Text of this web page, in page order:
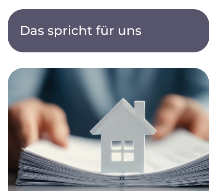
Das spricht für uns